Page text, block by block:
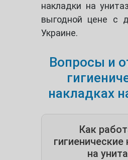
накладки на
выгодной цене с
Украине.
Вопросы и
накладках
Как
гигиенические
на